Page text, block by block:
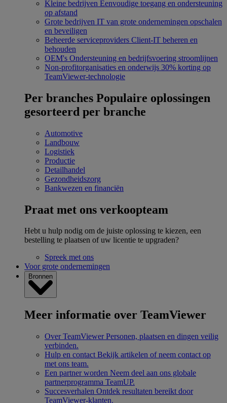
Kleine bedrijven Eenvoudige toegang en ondersteuning
op afstand
Grote bedrijven IT van grote ondernemingen opschalen
en beveiligen
Beheerde serviceproviders Client-IT beheren en
behouden
OEM's Ondersteuning en bedrijfsvoering stroomlijnen
Non-profitorganisaties en onderwijs 30% korting op
TeamViewer-technologie
Per branches Populaire oplossingen
gesorteerd per branche
Automotive
Landbouw
Logistiek
Productie
Detailhandel
Gezondheidszorg
Bankwezen en financiën
Praat met ons verkoopteam
Hebt u hulp nodig om de juiste oplossing te kiezen, een
bestelling te plaatsen of uw licentie te upgraden?
Spreek met ons
Voor grote ondernemingen
Bronnen
Meer informatie over TeamViewer
Over TeamViewer Personen, plaatsen en dingen veilig
verbinden.
Hulp en contact Bekijk artikelen of neem contact op
met ons team.
Een partner worden Neem deel aan ons globale
partnerprogramma TeamUP.
Succesverhalen Ontdek resultaten bereikt door
TeamViewer-klanten.